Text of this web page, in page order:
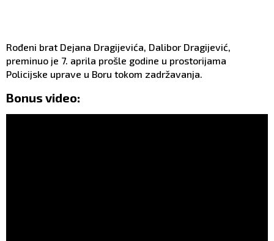
Rođeni brat Dejana Dragijevića, Dalibor Dragijević,
preminuo je 7. aprila prošle godine u prostorijama
Policijske uprave u Boru tokom zadržavanja.
Bonus video: